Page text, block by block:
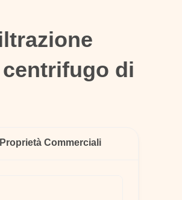
di
di
Proprietà Commerciali